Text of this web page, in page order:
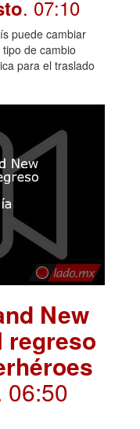
. 07:10
puede cambiar
de cambio
para el traslado
New
regreso
06:50